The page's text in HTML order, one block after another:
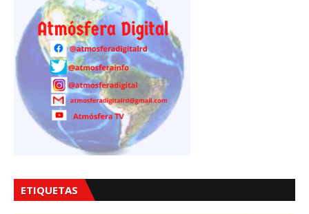
ETIQUETAS